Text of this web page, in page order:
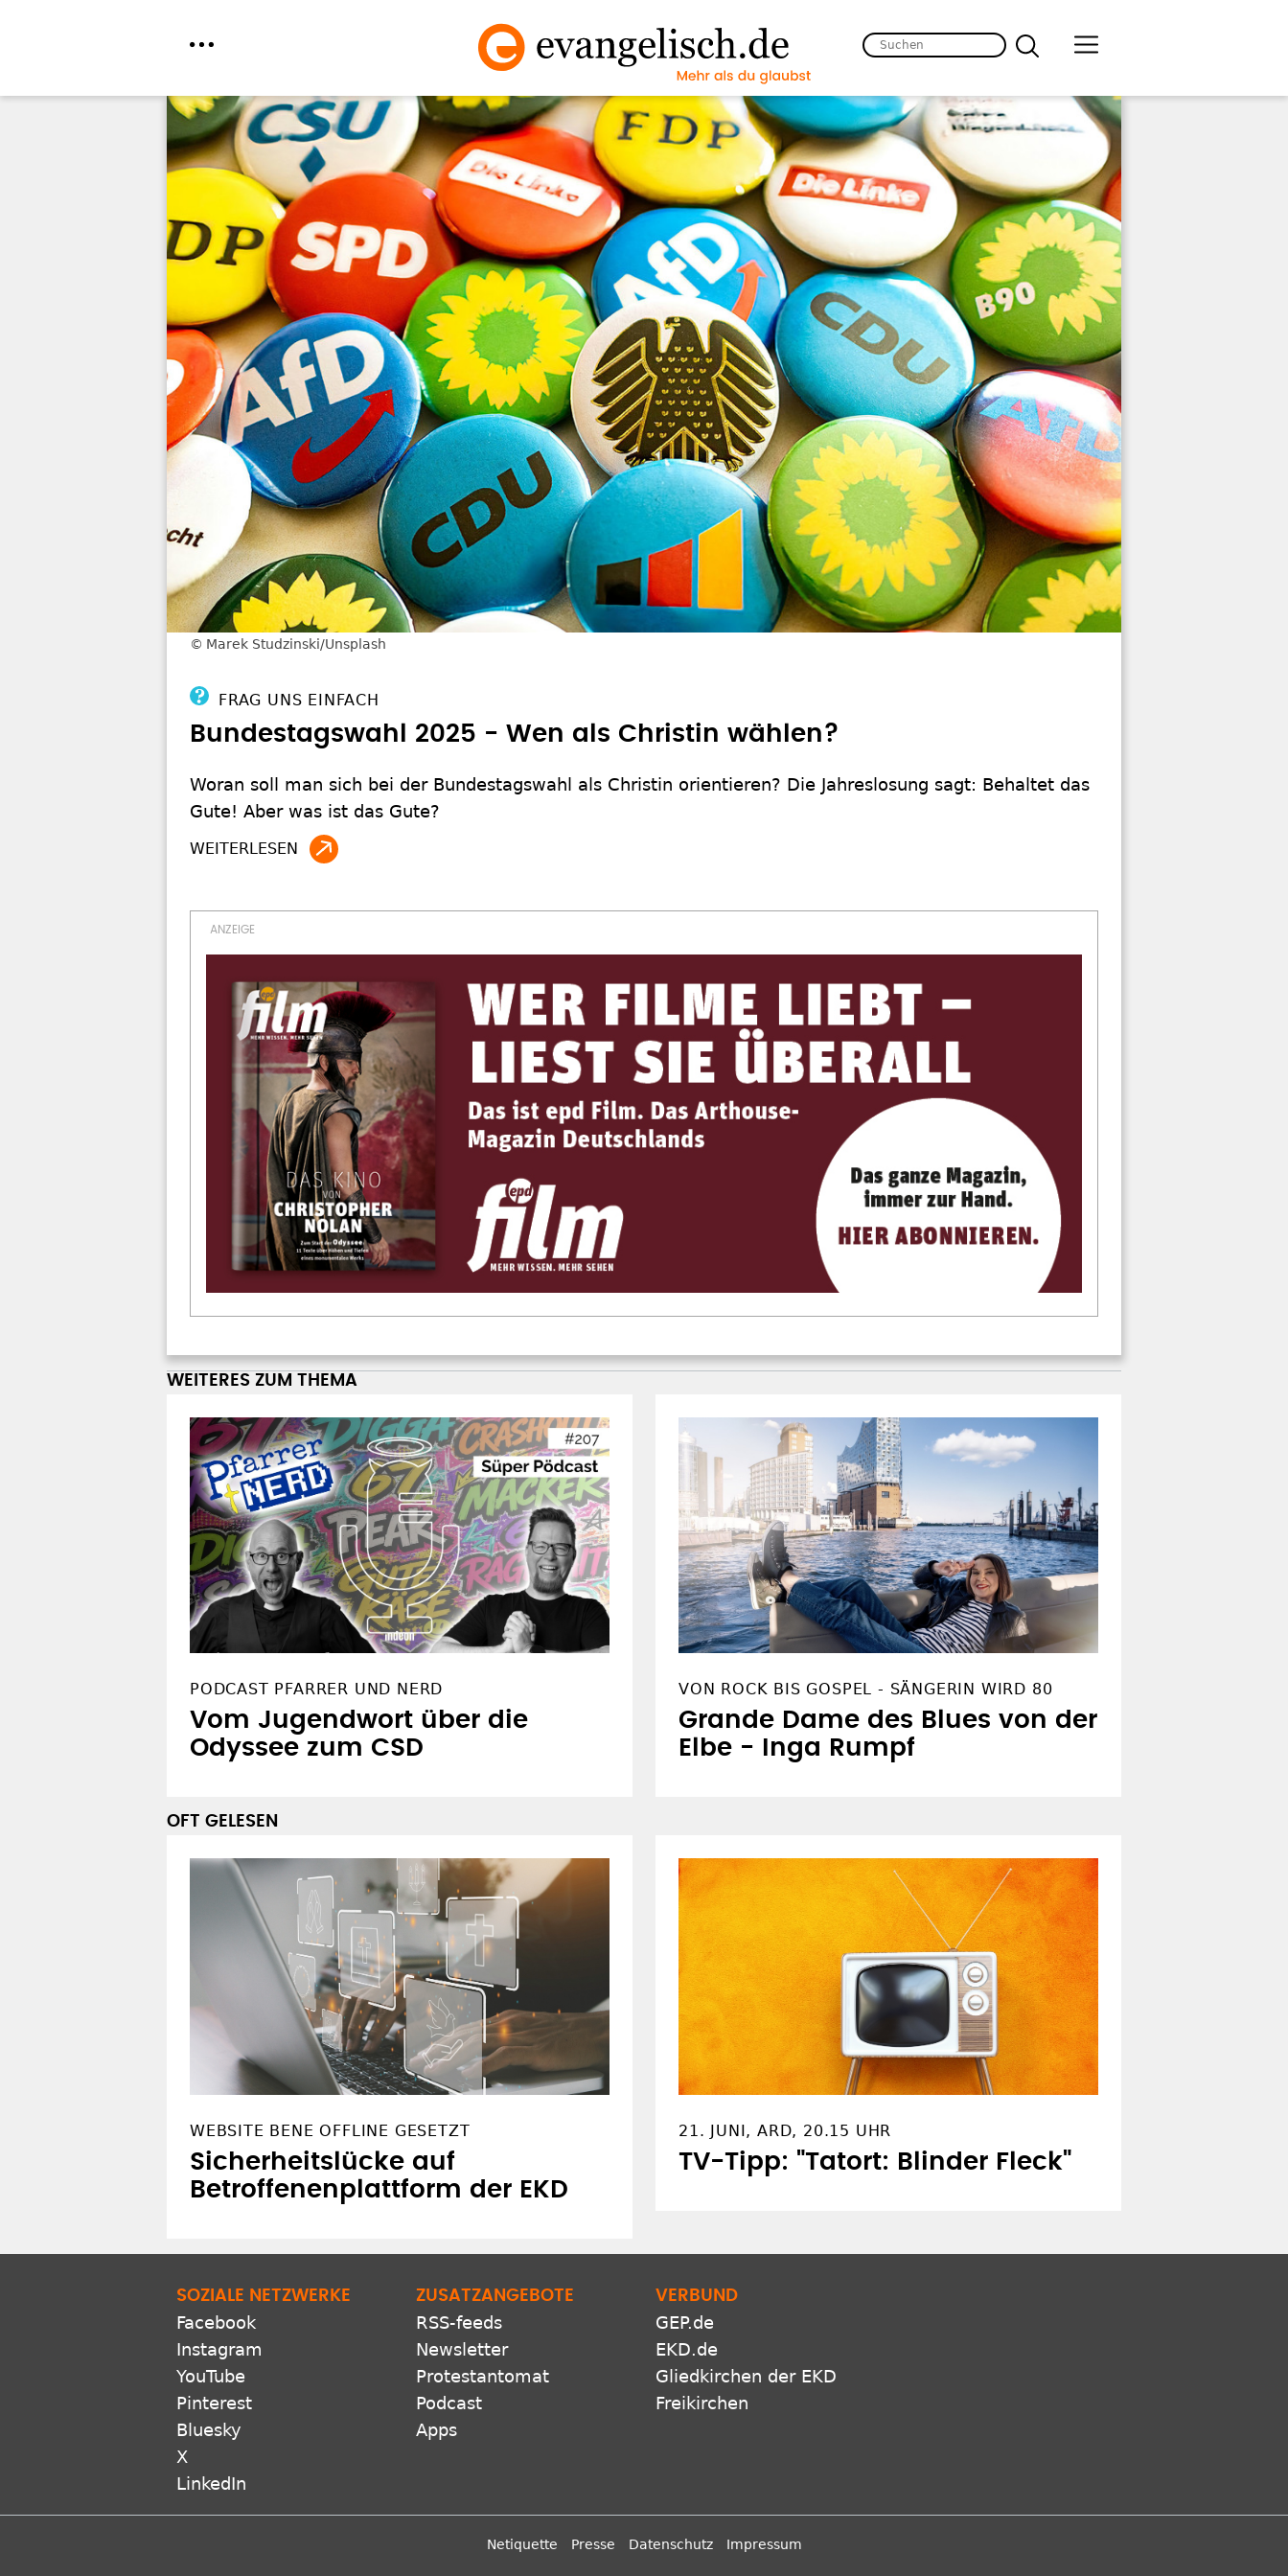
Marek Studzinski/Unsplash
FRAG UNS EINFACH
Bundestagswahl 2025 - Wen als Christin wählen?
Woran soll man sich bei der Bundestagswahl als Christin orientieren? Die Jahreslosung sagt: Behaltet das
Gute! Aber was ist das Gute?
WEITERES ZUM THEMA
PODCAST PFARRER UND NERD
Vom Jugendwort über die
Odyssee zum CSD
VON ROCK BIS GOSPEL - SÄNGERIN WIRD 80
Grande Dame des Blues von der
Elbe - Inga Rumpf
OFT GELESEN
WEBSITE BENE OFFLINE GESETZT
Sicherheitslücke auf
Betroffenenplattform der EKD
21. JUNI, ARD, 20.15 UHR
TV-Tipp: "Tatort: Blinder Fleck"
SOZIALE NETZWERKE
Facebook
Instagram
YouTube
Pinterest
Bluesky
X
LinkedIn
ZUSATZANGEBOTE
RSS-feeds
Newsletter
Protestantomat
Podcast
Apps
VERBUND
GEP.de
EKD.de
Gliedkirchen der EKD
Freikirchen
Netiquette Presse Datenschutz Impressum